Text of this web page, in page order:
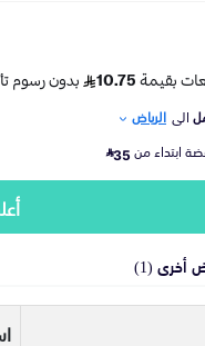
الى الرياض
ابتداء من35
أخرى (1)